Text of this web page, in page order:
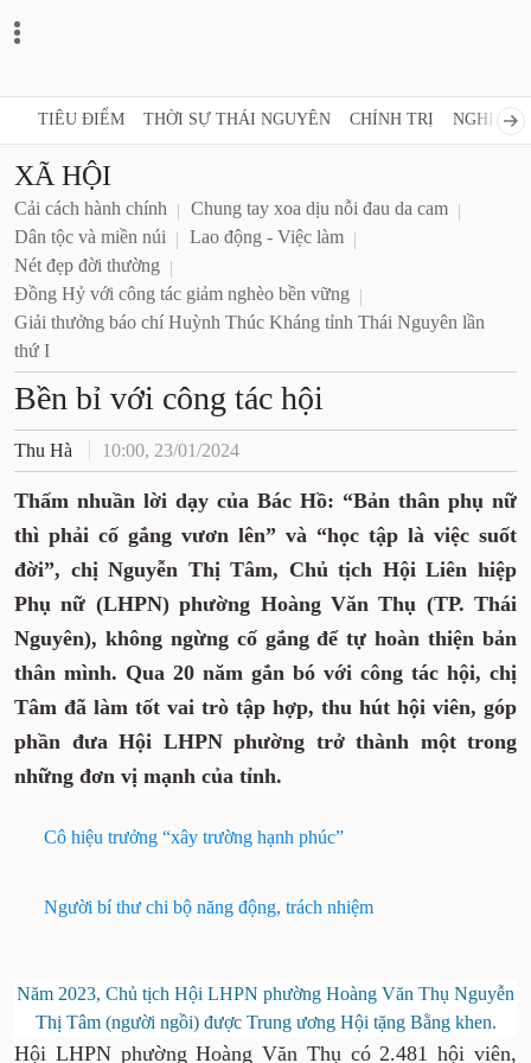
TIÊU ĐIỂM THỜI SỰ THÁI NGUYÊN CHÍNH TRỊ NGHỊ
XÃ HỘI
Cải cách hành chính
Chung tay xoa dịu nỗi đau da cam
Dân tộc và miền núi
Lao động - Việc làm
Nét đẹp đời thường
Đồng Hỷ với công tác giảm nghèo bền vững
Giải thưởng báo chí Huỳnh Thúc Kháng tỉnh Thái Nguyên lần
thứ I
Bền bỉ với công tác hội
Thu Hà 10:00, 23/01/2024
Thấm nhuần lời dạy của Bác Hồ: “Bản thân phụ nữ
thì phải cố gắng vươn lên” và “học tập là việc suốt
đời”, chị Nguyễn Thị Tâm, Chủ tịch Hội Liên hiệp
Phụ nữ (LHPN) phường Hoàng Văn Thụ (TP. Thái
Nguyên), không ngừng cố gắng để tự hoàn thiện bản
thân mình. Qua 20 năm gắn bó với công tác hội, chị
Tâm đã làm tốt vai trò tập hợp, thu hút hội viên, góp
phần đưa Hội LHPN phường trở thành một trong
những đơn vị mạnh của tỉnh.
Cô hiệu trưởng “xây trường hạnh phúc”
Người bí thư chi bộ năng động, trách nhiệm
Năm 2023, Chủ tịch Hội LHPN phường Hoàng Văn Thụ Nguyễn
Thị Tâm (người ngồi) được Trung ương Hội tặng Bằng khen.
Hội LHPN phường Hoàng Văn Thụ có 2.481 hội viên,